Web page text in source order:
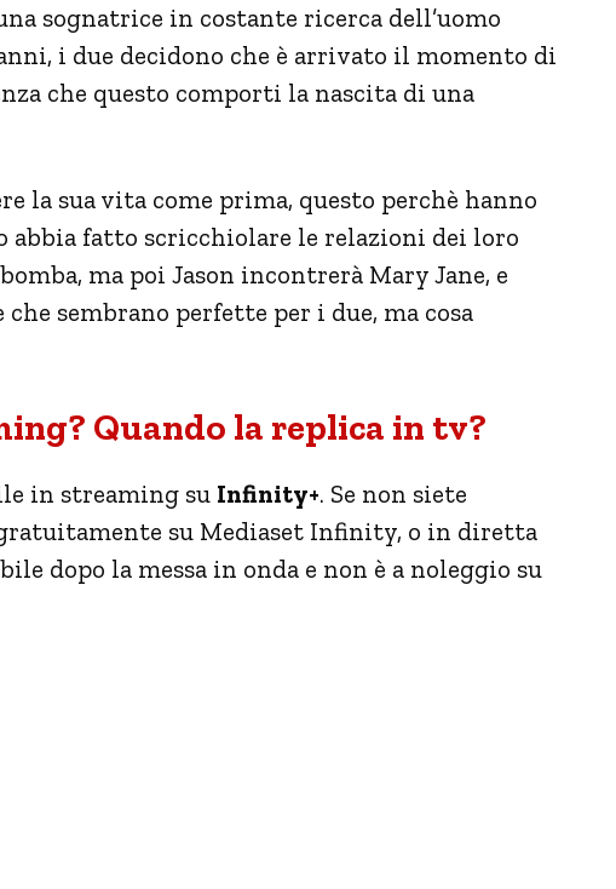
sognatrice in costante ricerca dell’uomo
i due decidono che è arrivato il momento di
che questo comporti la nascita di una
la sua vita come prima, questo perchè hanno
abbia fatto scricchiolare le relazioni dei loro
ma poi Jason incontrerà Mary Jane, e
sembrano perfette per i due, ma cosa
Quando la replica in tv?
in streaming su Infinity+. Se non siete
su Mediaset Infinity, o in diretta
dopo la messa in onda e non è a noleggio su